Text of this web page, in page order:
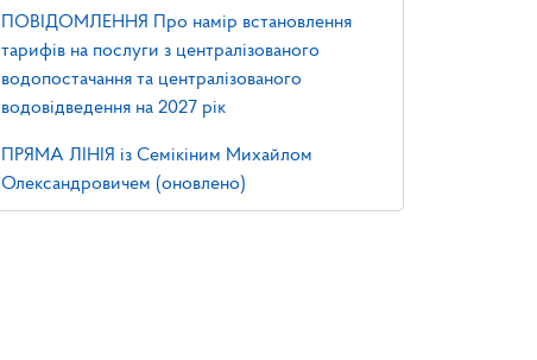
ПОВІДОМЛЕННЯ Про намір встановлення
тарифів на послуги з централізованого
водопостачання та централізованого
водовідведення на 2027 рік
ПРЯМА ЛІНІЯ із Семікіним Михайлом
Олександровичем (оновлено)